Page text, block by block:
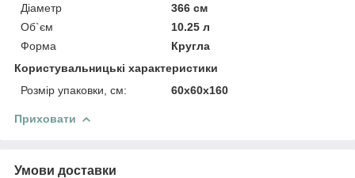
Діаметр
366 см
Об`єм
10.25 л
Форма
Кругла
Користувальницькі характеристики
Розмір упаковки, см:
60х60х160
Приховати
Умови доставки